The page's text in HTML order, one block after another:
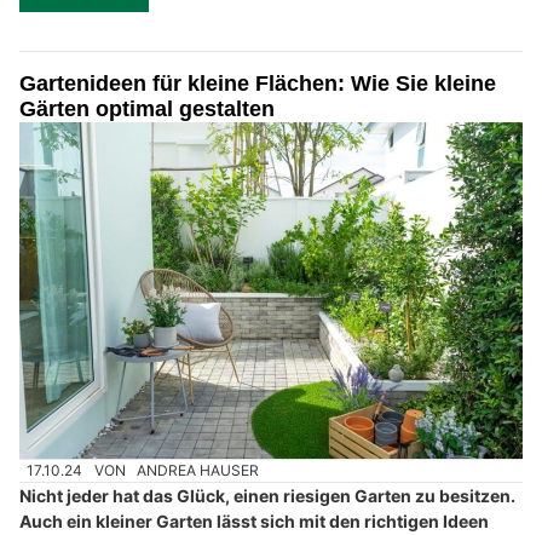
Gartenideen für kleine Flächen: Wie Sie kleine
Gärten optimal gestalten
17.10.24 VON ANDREA HAUSER
Nicht jeder hat das Glück, einen riesigen Garten zu besitzen.
Auch ein kleiner Garten lässt sich mit den richtigen Ideen